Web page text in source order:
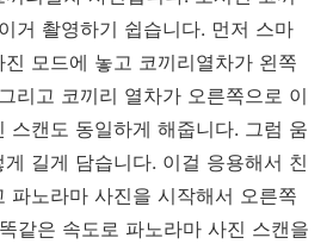
거 촬영하기 쉽습니다. 먼저 스마
모드에 놓고 코끼리열차가 왼쪽
리고 코끼리 열차가 오른쪽으로 이
스캔도 동일하게 해줍니다. 그럼 움
길게 담습니다. 이걸 응용해서 친
파노라마 사진을 시작해서 오른쪽
같은 속도로 파노라마 사진 스캔을